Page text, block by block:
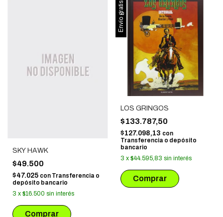
SKY HAWK
$49.500
$47.025 con Transferencia o
depósito bancario
3 x $16.500 sin interés
Envío gratis
LOS GRINGOS
$133.787,50
$127.098,13 con
Transferencia o depósito
bancario
3 x $44.595,83 sin interés